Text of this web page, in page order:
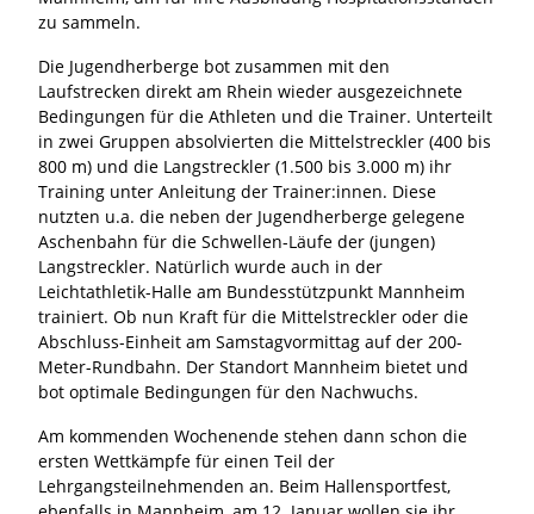
zu sammeln.
Die Jugendherberge bot zusammen mit den
Laufstrecken direkt am Rhein wieder ausgezeichnete
Bedingungen für die Athleten und die Trainer. Unterteilt
in zwei Gruppen absolvierten die Mittelstreckler (400 bis
800 m) und die Langstreckler (1.500 bis 3.000 m) ihr
Training unter Anleitung der Trainer:innen. Diese
nutzten u.a. die neben der Jugendherberge gelegene
Aschenbahn für die Schwellen-Läufe der (jungen)
Langstreckler. Natürlich wurde auch in der
Leichtathletik-Halle am Bundesstützpunkt Mannheim
trainiert. Ob nun Kraft für die Mittelstreckler oder die
Abschluss-Einheit am Samstagvormittag auf der 200-
Meter-Rundbahn. Der Standort Mannheim bietet und
bot optimale Bedingungen für den Nachwuchs.
Am kommenden Wochenende stehen dann schon die
ersten Wettkämpfe für einen Teil der
Lehrgangsteilnehmenden an. Beim Hallensportfest,